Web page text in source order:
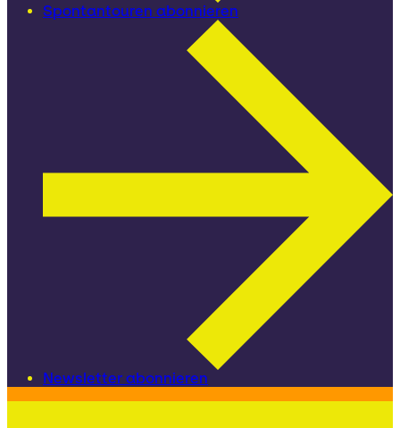
Spontantouren abonnieren
Newsletter abonnieren